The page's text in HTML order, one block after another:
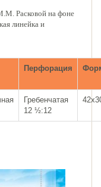
Расковой на фоне
линейка и
Перфорация
Гребенчатая
12 ½:12